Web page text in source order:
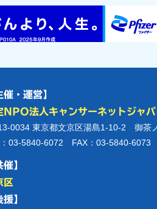
催・運営】
NPO法人キャンサーネットジャパ
0034 東京都文京区湯島1-10-2 御茶
03-5840-6072 FAX：03-5840-6073
催】
区
援】